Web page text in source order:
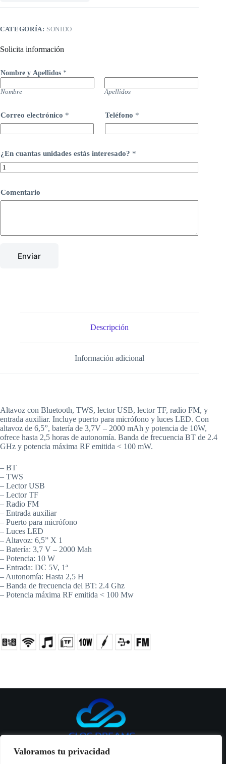
Valoramos tu privacidad
CATEGORÍA: SONIDO
Solicita información
Nombre y Apellidos *
Nombre Apellidos
Correo electrónico * Teléfono *
¿En cuantas unidades estás interesado? *
Comentario
Enviar
Descripción
Información adicional
Altavoz con Bluetooth, TWS, lector USB, lector TF, radio FM, y
entrada auxiliar. Incluye puerto para micrófono y luces LED. Con
altavoz de 6,5”, batería de 3,7V – 2000 mAh y potencia de 10W,
ofrece hasta 2,5 horas de autonomía. Banda de frecuencia BT de 2.4
GHz y potencia máxima RF emitida < 100 mW.
– BT
– TWS
– Lector USB
– Lector TF
– Radio FM
– Entrada auxiliar
– Puerto para micrófono
– Luces LED
– Altavoz: 6,5” X 1
– Batería: 3,7 V – 2000 Mah
– Potencia: 10 W
– Entrada: DC 5V, 1ª
– Autonomía: Hasta 2,5 H
– Banda de frecuencia del BT: 2.4 Ghz
– Potencia máxima RF emitida < 100 Mw